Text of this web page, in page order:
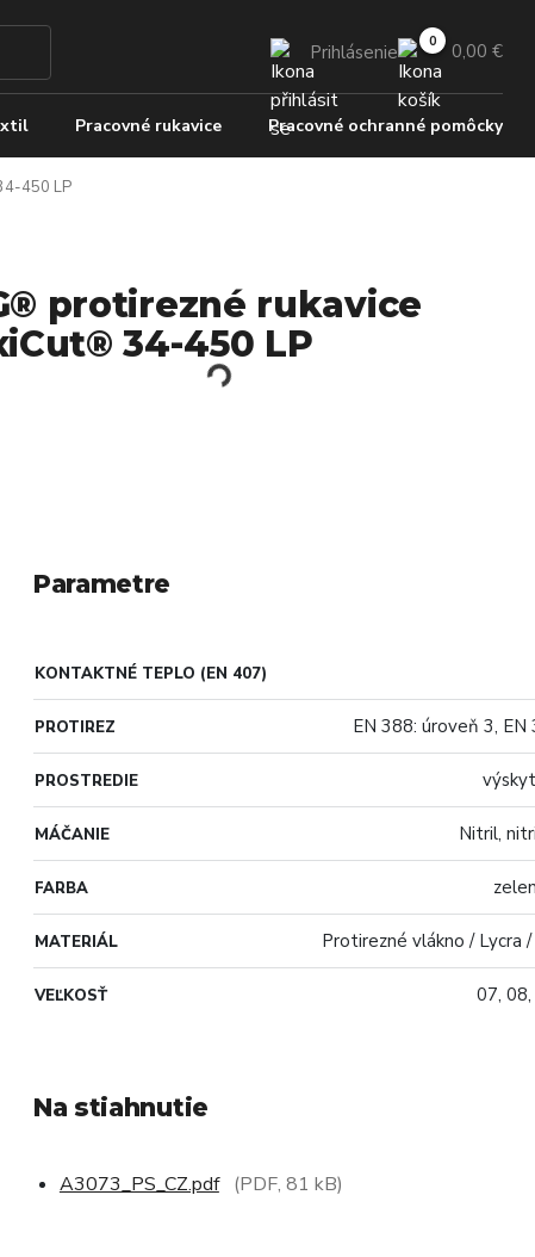
Prihlásenie 0,00 €
Pracovné rukavice Pracovné ochranné pomôcky
450 LP
protirezné rukavice
34-450 LP
Parametre
KONTAKTNÉ TEPLO (EN 407)
PROTIREZ EN 388: úroveň 3, EN
PROSTREDIE
MÁČANIE Nitril,
FARBA
MATERIÁL Protirezné vlákno / Lycra
VEĽKOSŤ 07,
Na stiahnutie
A3073_PS_CZ.pdf (PDF, 81 kB)